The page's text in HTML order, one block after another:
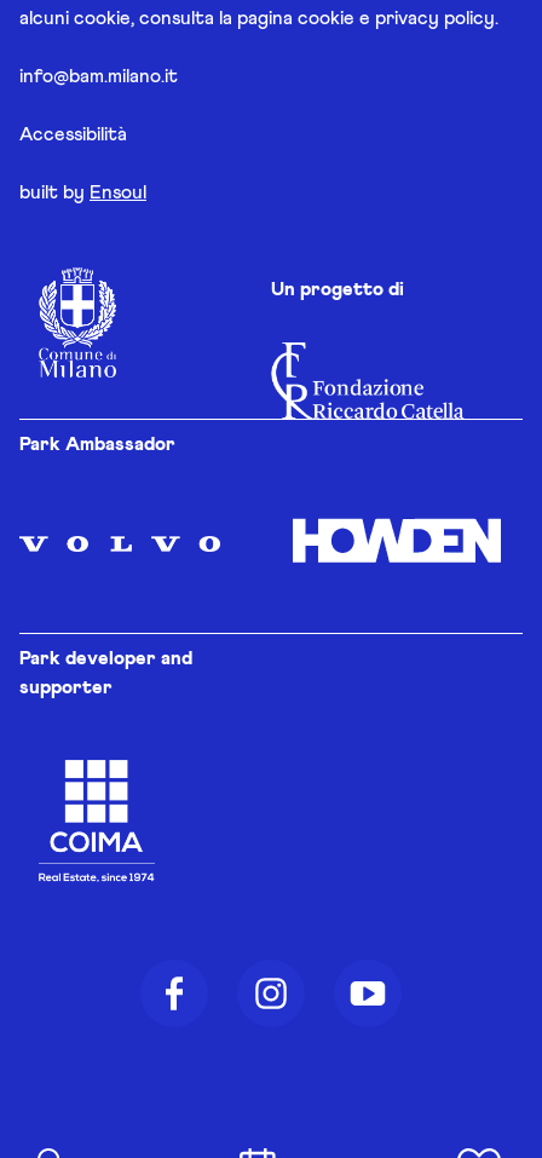
alcuni cookie, consulta la pagina cookie e privacy policy.
info@bam.milano.it
Accessibilità
built by Ensoul
Un progetto di
Park Ambassador
Park developer and
supporter